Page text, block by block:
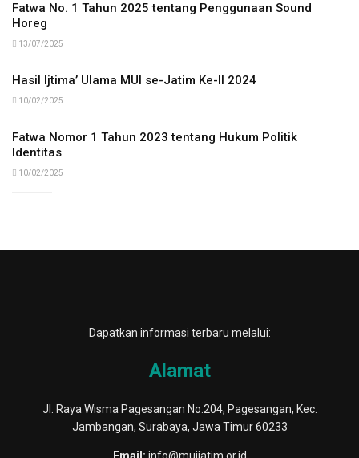
Fatwa No. 1 Tahun 2025 tentang Penggunaan Sound
Horeg
13/07/2025
Hasil Ijtima’ Ulama MUI se-Jatim Ke-II 2024
10/02/2025
Fatwa Nomor 1 Tahun 2023 tentang Hukum Politik
Identitas
10/02/2025
Dapatkan informasi terbaru melalui:
Alamat
Jl. Raya Wisma Pagesangan No.204, Pagesangan, Kec.
Jambangan, Surabaya, Jawa Timur 60233